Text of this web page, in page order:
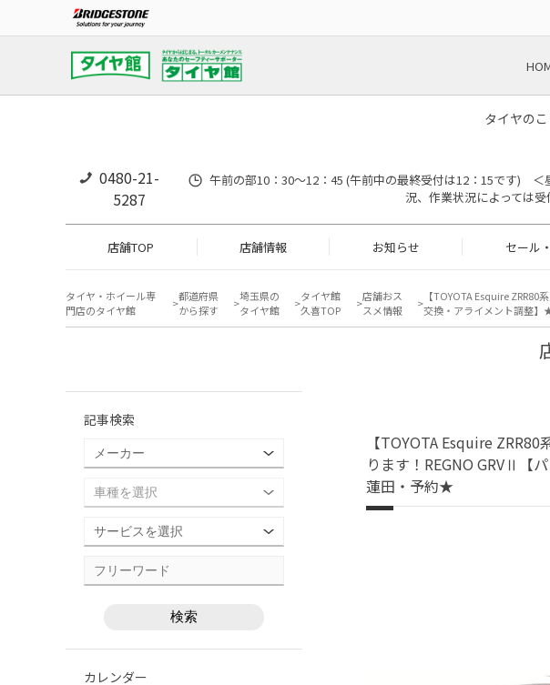
タイヤの
0480-21-
5287
午前の部10：30～12：45 (午前中の最終受付は12：15です)
況、作業状況によっては受
店舗TOP 店舗情報 お知らせ セール
タイヤ・ホイール専
門店のタイヤ館
都道府県
から探す
埼玉県の
タイヤ館
タイヤ館
久喜TOP
店舗おス
スメ情報
【TOYOTA Esquire
交換・アライメント調整
【TOYOTA Esquire
ります！REGNO GRVⅡ【
蓮田・予約★
記事検索
カレンダー